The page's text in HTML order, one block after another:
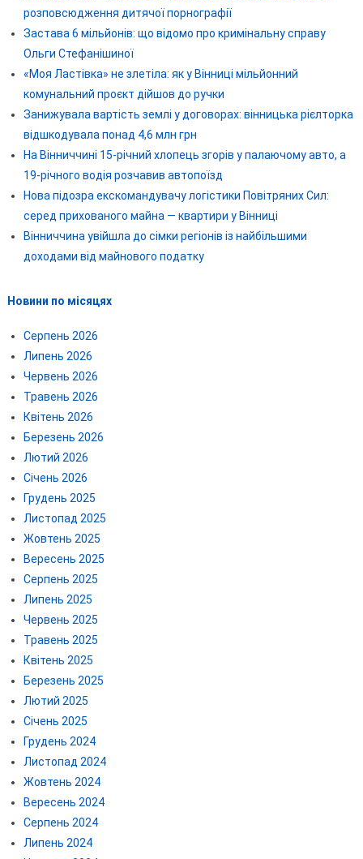
розповсюдження дитячої порнографії
Застава 6 мільйонів: що відомо про кримінальну справу
Ольги Стефанішиної
«Моя Ластівка» не злетіла: як у Вінниці мільйонний
комунальний проєкт дійшов до ручки
Занижувала вартість землі у договорах: вінницька рієлторка
відшкодувала понад 4,6 млн грн
На Вінниччині 15-річний хлопець згорів у палаючому авто, а
19-річного водія розчавив автопоїзд
Нова підозра екскомандувачу логістики Повітряних Сил:
серед прихованого майна — квартири у Вінниці
Вінниччина увійшла до сімки регіонів із найбільшими
доходами від майнового податку
Новини по місяцях
Серпень 2026
Липень 2026
Червень 2026
Травень 2026
Квітень 2026
Березень 2026
Лютий 2026
Січень 2026
Грудень 2025
Листопад 2025
Жовтень 2025
Вересень 2025
Серпень 2025
Липень 2025
Червень 2025
Травень 2025
Квітень 2025
Березень 2025
Лютий 2025
Січень 2025
Грудень 2024
Листопад 2024
Жовтень 2024
Вересень 2024
Серпень 2024
Липень 2024